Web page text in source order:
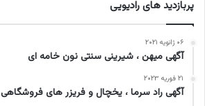
پربازدید های رادیویی
۰۶ ژانویه ۲۰۲۱
آگهی میهن ، شیرینی سنتی نون خامه ای
۲۱ فوریه ۲۰۲۳
آگهی راد سرما ، یخچال و فریزر های فروشگاهی